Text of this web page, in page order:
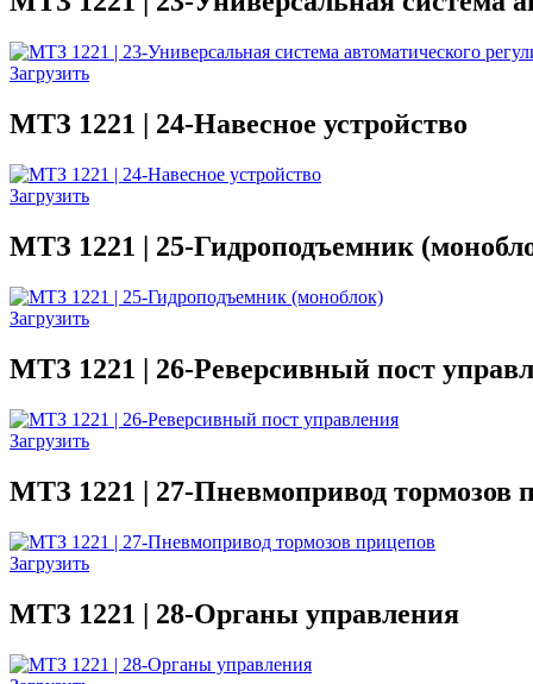
Загрузить
МТЗ 1221 | 24-Навесное устройство
Загрузить
МТЗ 1221 | 25-Гидроподъемник
Загрузить
МТЗ 1221 | 26-Реверсивный пост
Загрузить
МТЗ 1221 | 27-Пневмопривод тормозов
Загрузить
МТЗ 1221 | 28-Органы управления